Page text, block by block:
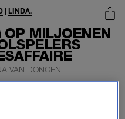
MILJOENEN
| LINDA.
VAN DONGEN
voor een totaalbedrag
gelegd op de